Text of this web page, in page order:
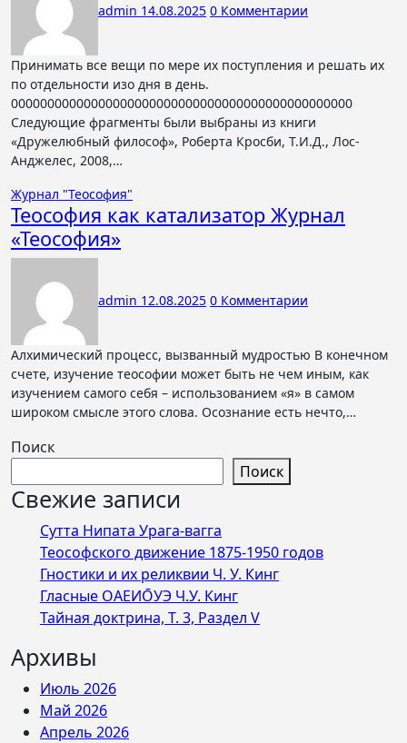
admin 14.08.2025 0 Комментарии
Принимать все вещи по мере их поступления и решать их
по отдельности изо дня в день.
00000000000000000000000000000000000000000000000
Следующие фрагменты были выбраны из книги
«Дружелюбный философ», Роберта Кросби, Т.И.Д., Лос-
Анджелес, 2008,…
Журнал "Теософия"
Теософия как катализатор Журнал
«Теософия»
admin 12.08.2025 0 Комментарии
Алхимический процесс, вызванный мудростью В конечном
счете, изучение теософии может быть не чем иным, как
изучением самого себя – использованием «я» в самом
широком смысле этого слова. Осознание есть нечто,…
Поиск
Поиск
Свежие записи
Сутта Нипата Урага-вагга
Теософского движение 1875-1950 годов
Гностики и их реликвии Ч. У. Кинг
Гласные ОАЕИО̄УЭ Ч.У. Кинг
Тайная доктрина, Т. 3, Раздел V
Архивы
Июль 2026
Май 2026
Апрель 2026